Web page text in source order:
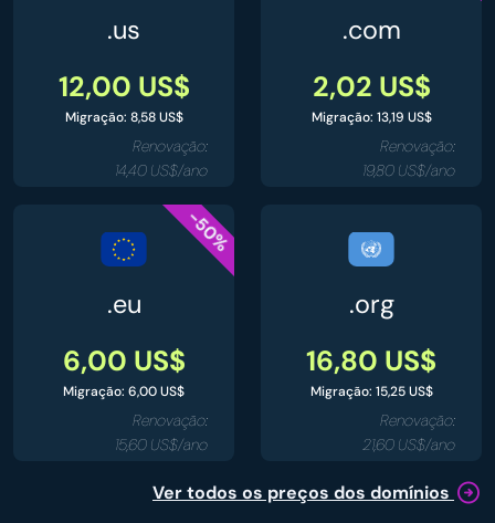
.us
12,00 US$
Migração: 8,58 US$
Renovação:
14,40 US$/ano
.com
2,02 US$
Migração: 13,19 US$
Renovação:
19,80 US$/ano
-50%
.eu
6,00 US$
Migração: 6,00 US$
Renovação:
15,60 US$/ano
.org
16,80 US$
Migração: 15,25 US$
Renovação:
21,60 US$/ano
Ver todos os preços dos domínios